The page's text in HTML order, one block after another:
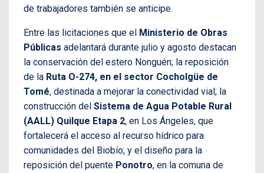
de trabajadores también se anticipe.
Entre las licitaciones que el Ministerio de Obras
Públicas adelantará durante julio y agosto destacan
la conservación del estero Nonguén; la reposición
de la Ruta O-274, en el sector Cocholgüe de
Tomé, destinada a mejorar la conectividad vial; la
construcción del Sistema de Agua Potable Rural
(AALL) Quilque Etapa 2, en Los Ángeles, que
fortalecerá el acceso al recurso hídrico para
comunidades del Biobío; y el diseño para la
reposición del puente Ponotro, en la comuna de